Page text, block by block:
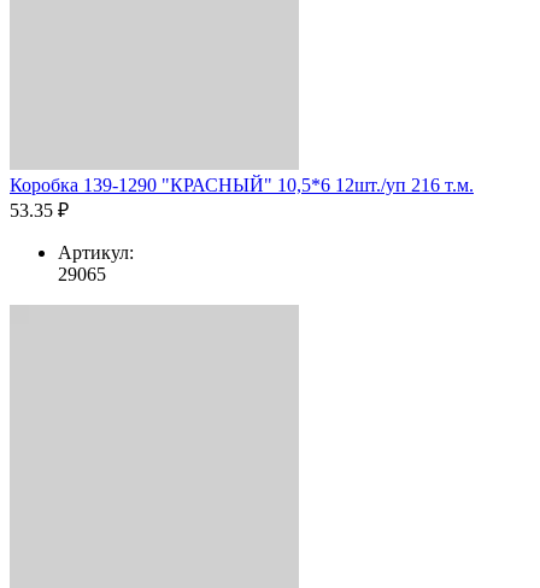
Коробка 139-1290 "КРАСНЫЙ" 10,5*6 12шт./уп 216 т.м.
53.35 ₽
Артикул:
29065